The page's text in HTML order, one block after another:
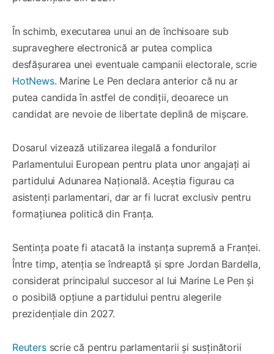
În schimb, executarea unui an de închisoare sub
supraveghere electronică ar putea complica
desfășurarea unei eventuale campanii electorale, scrie
HotNews. Marine Le Pen declara anterior că nu ar
putea candida în astfel de condiții, deoarece un
candidat are nevoie de libertate deplină de mișcare.
Dosarul vizează utilizarea ilegală a fondurilor
Parlamentului European pentru plata unor angajați ai
partidului Adunarea Națională. Aceștia figurau ca
asistenți parlamentari, dar ar fi lucrat exclusiv pentru
formațiunea politică din Franța.
Sentința poate fi atacată la instanța supremă a Franței.
Între timp, atenția se îndreaptă și spre Jordan Bardella,
considerat principalul succesor al lui Marine Le Pen și
o posibilă opțiune a partidului pentru alegerile
prezidențiale din 2027.
Reutersscrie că pentru parlamentarii și susținătorii